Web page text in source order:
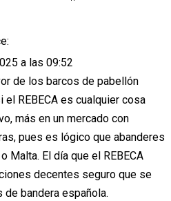
a las 09:52
de los barcos de pabellón
el REBECA es cualquier cosa
más en un mercado con
pues es lógico que abanderes
Malta. El día que el REBECA
decentes seguro que se
de bandera española.